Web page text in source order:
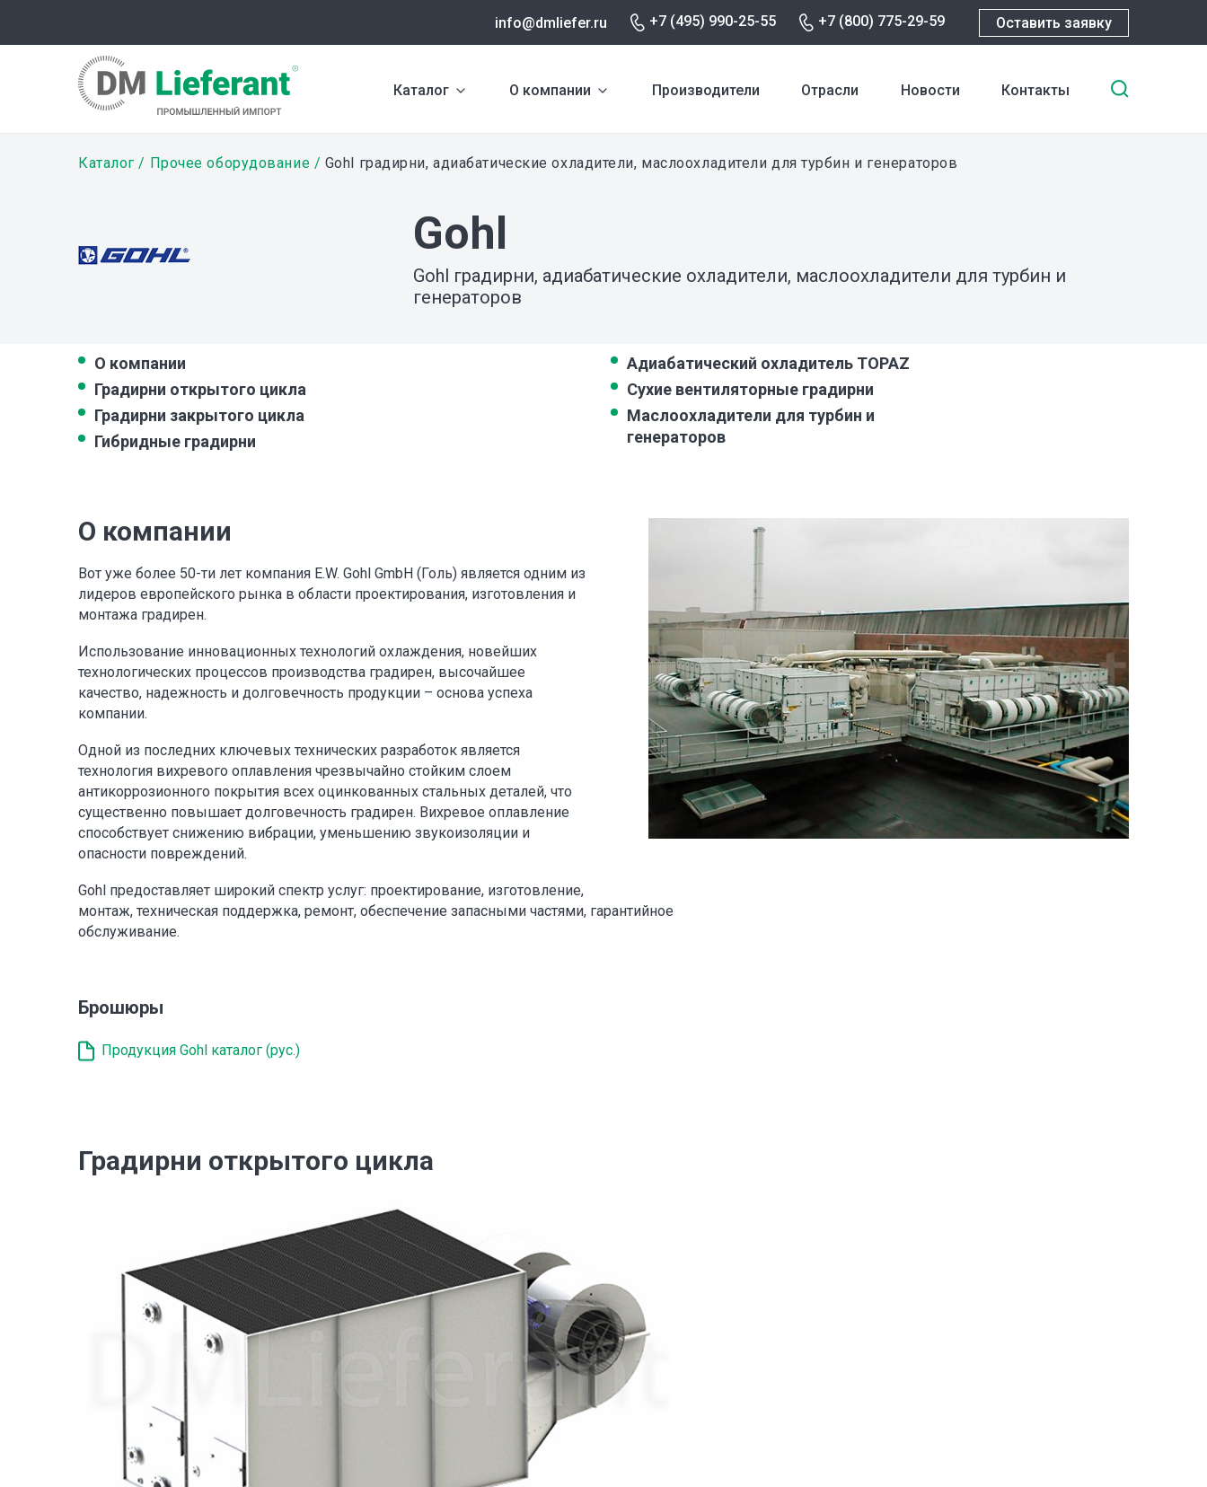
содержанию
info@dmliefer.ru +7 (495) 990-25-55 +7 (800) 775-29-59 Оставить заявку
Каталог О компании Производители Отрасли Новости Контакты
Строка
Каталог Прочее оборудование Gohl градирни, адиабатические охладители, маслоохладители для турбин и генераторов
Gohl
Gohl градирни, адиабатические охладители, маслоохладители для турбин и
генераторов
О компании
Градирни открытого цикла
Градирни закрытого цикла
Гибридные градирни
Адиабатический охладитель TOPAZ
Сухие вентиляторные градирни
Маслоохладители для турбин и
генераторов
О компании
Вот уже более 50-ти лет компания E.W. Gohl GmbH (Голь) является одним из
лидеров европейского рынка в области проектирования, изготовления и
монтажа градирен.
Использование инновационных технологий охлаждения, новейших
технологических процессов производства градирен, высочайшее
качество, надежность и долговечность продукции – основа успеха
компании.
Одной из последних ключевых технических разработок является
технология вихревого оплавления чрезвычайно стойким слоем
антикоррозионного покрытия всех оцинкованных стальных деталей, что
существенно повышает долговечность градирен. Вихревое оплавление
способствует снижению вибрации, уменьшению звукоизоляции и
опасности повреждений.
Gohl предоставляет широкий спектр услуг: проектирование, изготовление,
монтаж, техническая поддержка, ремонт, обеспечение запасными частями, гарантийное
обслуживание.
Брошюры
Продукция Gohl каталог (рус.)
Градирни открытого цикла